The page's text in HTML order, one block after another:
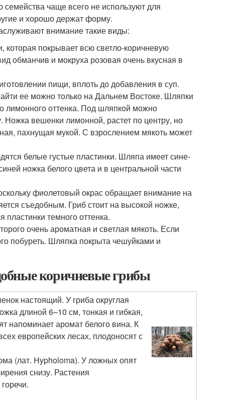
чаще всего не используют для
и хорошо держат форму.
внимание такие виды:
которая покрывает всю светло-коричневую
обманчив и мокруха розовая очень вкусная в
пищи, вплоть до добавления в суп.
ее можно только на Дальнем Востоке. Шляпки
лимонного оттенка. Под шляпкой можно
Ножка вешенки лимонной, растет по центру, но
пахнущая мукой. С взрослением мякоть может
белые густые пластинки. Шляпа имеет сине-
ножка белого цвета и в центральной части
фиолетовый окрас обращает внимание на
съедобным. Гриб стоит на высокой ножке,
темного оттенка.
очень ароматная и светлая мякоть. Если
побуреть. Шляпка покрыта чешуйками и
коричневые грибы
настоящий. У гриба округлая
длиной 6–10 см, тонкая и гибкая,
напоминает аромат белого вина. К
европейских лесах, плодоносят с
(лат. Hypholoma). У ложных опят
снизу. Растения